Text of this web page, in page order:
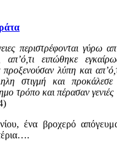
περιστρέφονται γύρω
απ’ό,τι ειπώθηκε
λύπη και
στιγμή και
τρόπο και πέρασαν γενιές
ένα βροχερό